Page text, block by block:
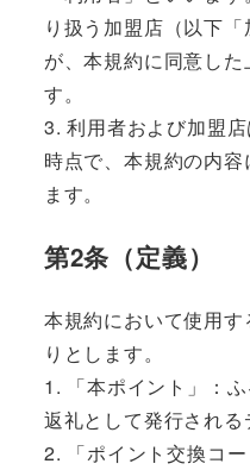
り扱う加盟店（以下「
が、本規約に同意し
す。
3. 利用者および加盟
時点で、本規約の内
ます。
第2条（定義）
本規約において使用
りとします。
1. 「本ポイント」：
返礼として発行される
2. 「ポイント交換コ